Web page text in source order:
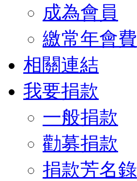
成為會員
繳常年會費
相關連結
我要捐款
一般捐款
勸募捐款
捐款芳名錄